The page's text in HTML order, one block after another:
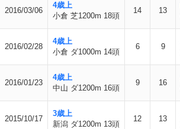
2016/03/06
4歳上
小倉 芝1200m 18頭
14 13
2016/02/28
4歳上
小倉 ダ1000m 14頭
6 9
2016/01/23
4歳上
中山 ダ1200m 16頭
9 16
2015/10/17
3歳上
新潟 ダ1200m 13頭
12 13